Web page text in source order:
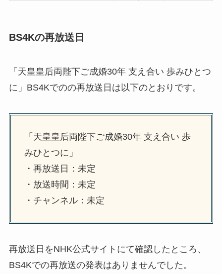
BS4Kの再放送日
「天皇皇后両陛下ご成婚30年 支え合い 歩みひとつ
に」BS4Kでのの再放送日は以下のとおりです。
「天皇皇后両陛下ご成婚30年 支え合い 歩
みひとつに」
・再放送日：未定
・放送時間：未定
・チャンネル：未定
再放送日をNHK公式サイトにて確認したところ、
BS4Kでの再放送の発表はありませんでした。